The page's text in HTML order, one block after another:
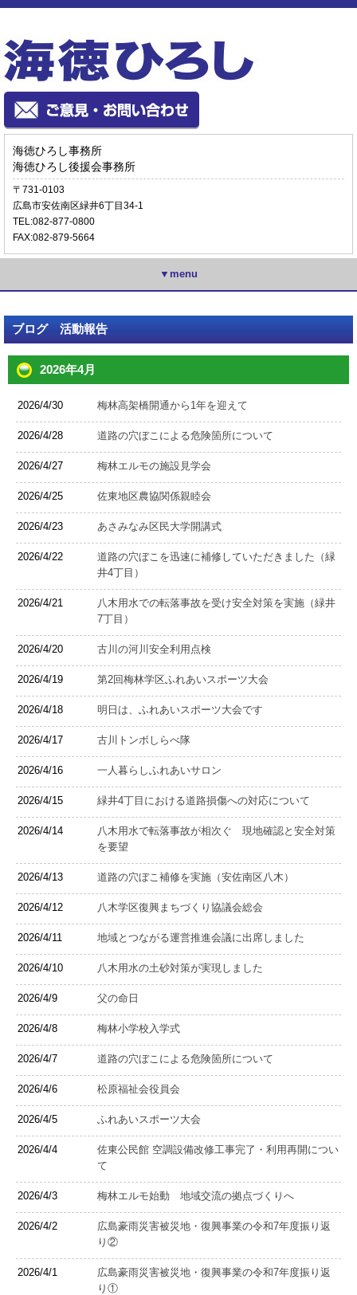
海徳ひろし事務所
海徳ひろし後援会事務所
〒731-0103
広島市安佐南区緑井6丁目34-1
TEL:082-877-0800
FAX:082-879-5664
▼menu
ブログ 活動報告
2026年4月
2026/4/30 梅林高架橋開通から1年を迎えて
2026/4/28 道路の穴ぼこによる危険箇所について
2026/4/27 梅林エルモの施設見学会
2026/4/25 佐東地区農協関係親睦会
2026/4/23 あさみなみ区民大学開講式
2026/4/22
道路の穴ぼこを迅速に補修していただきました（緑
井4丁目）
2026/4/21
八木用水での転落事故を受け安全対策を実施（緑井
7丁目）
2026/4/20 古川の河川安全利用点検
2026/4/19 第2回梅林学区ふれあいスポーツ大会
2026/4/18 明日は、ふれあいスポーツ大会です
2026/4/17 古川トンボしらべ隊
2026/4/16 一人暮らしふれあいサロン
2026/4/15 緑井4丁目における道路損傷への対応について
2026/4/14
八木用水で転落事故が相次ぐ 現地確認と安全対策
を要望
2026/4/13 道路の穴ぼこ補修を実施（安佐南区八木）
2026/4/12 八木学区復興まちづくり協議会総会
2026/4/11 地域とつながる運営推進会議に出席しました
2026/4/10 八木用水の土砂対策が実現しました
2026/4/9 父の命日
2026/4/8 梅林小学校入学式
2026/4/7 道路の穴ぼこによる危険箇所について
2026/4/6 松原福祉会役員会
2026/4/5 ふれあいスポーツ大会
2026/4/4
佐東公民館 空調設備改修工事完了・利用再開につい
て
2026/4/3 梅林エルモ始動 地域交流の拠点づくりへ
2026/4/2
広島豪雨災害被災地・復興事業の令和7年度振り返
り②
2026/4/1
広島豪雨災害被災地・復興事業の令和7年度振り返
り①